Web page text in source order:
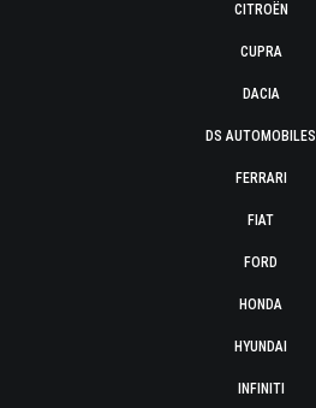
CITROËN
CUPRA
DACIA
DS AUTOMOBILES
FERRARI
FIAT
FORD
HONDA
HYUNDAI
INFINITI